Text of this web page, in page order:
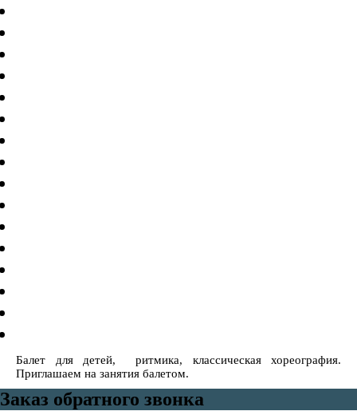
Балет для детей, ритмика, классическая хореография.
Приглашаем на занятия балетом.
Заказ обратного звонка